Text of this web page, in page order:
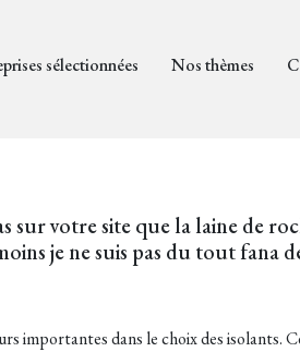
sélectionnées Nos thèmes
sur votre site que la laine de
je ne suis pas du tout fana
importantes dans le choix des